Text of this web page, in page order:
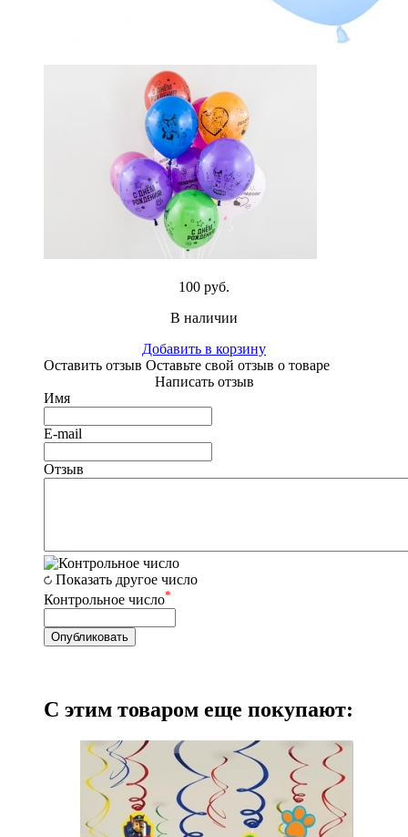
100 руб.
В наличии
Добавить в корзину
Оставить отзыв Оставьте свой отзыв о товаре
Написать отзыв
Имя
E-mail
Отзыв
Показать другое число
Контрольное число*
С этим товаром еще покупают: